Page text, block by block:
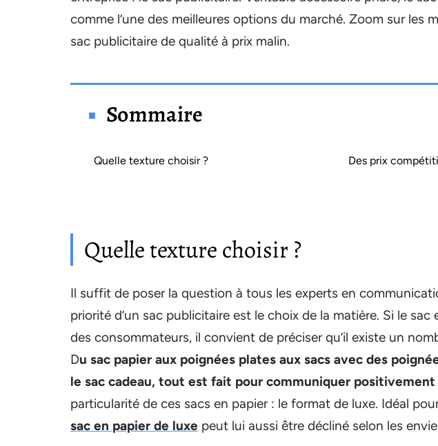
comme l’une des meilleures options du marché. Zoom sur les
sac publicitaire de qualité à prix malin.
Sommaire
Quelle texture choisir ? Des prix
Quelle texture choisir ?
Il suffit de poser la question à tous les experts en
priorité d’un sac publicitaire est le choix de la matière. Si le
des consommateurs, il convient de préciser qu’il existe un
Du sac papier aux poignées plates aux sacs avec des
le sac cadeau, tout est fait pour communiquer positivement
particularité de ces sacs en papier : le format de luxe. Idéal
sac en papier de luxe peut lui aussi être décliné selon les